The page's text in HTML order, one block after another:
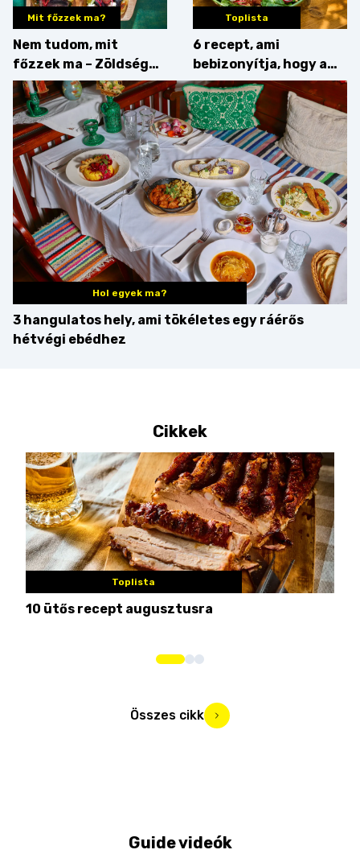
Mit főzzek ma?
Nem tudom, mit
főzzek ma – Zöldség
minden mennyiségben
Toplista
6 recept, ami
bebizonyítja, hogy a
barack húsok mellé is
zseniális
Hol egyek ma?
3 hangulatos hely, ami tökéletes egy ráérős
hétvégi ebédhez
Cikkek
Toplista
10 ütős recept augusztusra
Összes cikk
Guide videók